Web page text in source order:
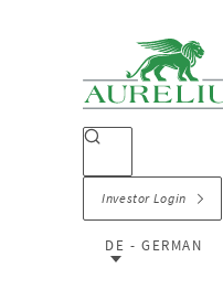
Investor Login
DE - GERMAN